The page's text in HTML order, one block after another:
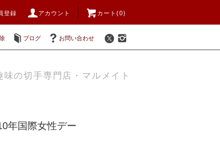
登録 アカウント カート(0)
ブログ お問い合わせ
味の切手専門店・マルメイト
年国際女性デー